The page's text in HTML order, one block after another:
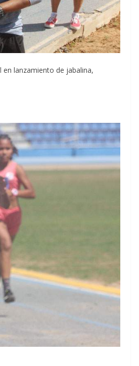
en lanzamiento de jabalina,